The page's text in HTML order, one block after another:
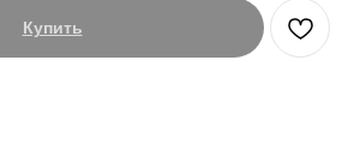
Купить